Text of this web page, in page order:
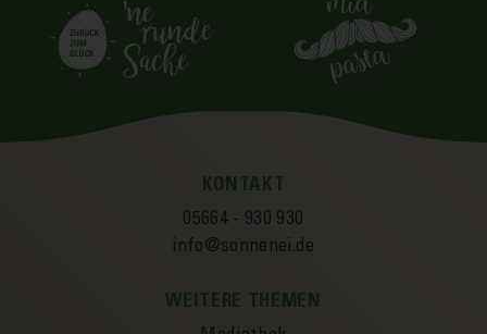
KONTAKT
05664 - 930 930
info@sonnenei.de
WEITERE THEMEN